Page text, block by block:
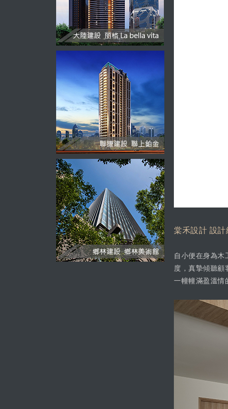
棠禾設計 設計
自小便在身為木
度，真摯傾聽顧
一幢幢滿盈溫情